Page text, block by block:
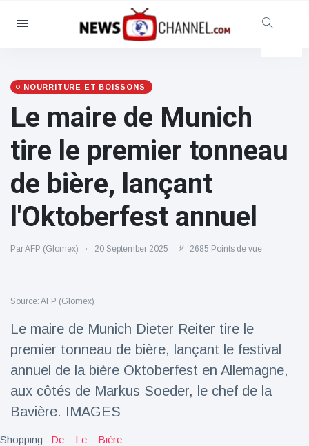
Catégories
Social et amusant
(155)
Cinéma et télévision
(81)
Célébrités
(13938)
Mode et beauté
(122)
Nourriture et boissons
(79)
Jeux
(160)
Santé et forme physique
Voyage et aventure
(77)
Dernières nouvelles
2023 Citroën
ë-C3 Reveal
NOURRITURE ET BOISSONS
Le maire de Munich
tire le premier tonneau
de bière, lançant
l'Oktoberfest annuel
Par AFP (Glomex) 20 September 2025 2685 Points de vue
Source: AFP (Glomex)
Le maire de Munich Dieter Reiter tire le
premier tonneau de bière, lançant le festival
annuel de la bière Oktoberfest en Allemagne,
aux côtés de Markus Soeder, le chef de la
Bavière. IMAGES
Shopping: De Le Bière